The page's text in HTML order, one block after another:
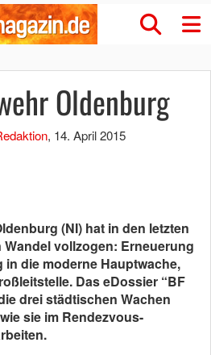
Oldenburg
, 14. April 2015
(NI) hat in den letzten
vollzogen: Erneuerung
die moderne Hauptwache,
Das eDossier “BF
drei städtischen Wachen
sie im Rendezvous-